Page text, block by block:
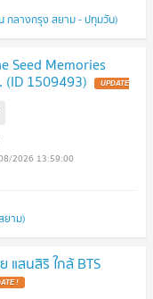
กลางกรุง สยาม - ปทุมวัน)
Seed Memories
(ID 1509493) UPDATE
2026 13:59:00
ยาม)
แสนสิริ ใกล้ BTS
!